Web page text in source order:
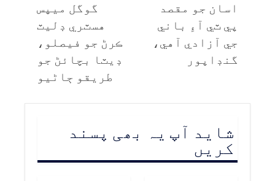
اسان جو مقصد
پي ٽي آءِ باني
جي آزادي آهي،
گنڊاپور
گوگل ميپس
هسٽري ڊليٽ
ڪرڻ جو فيصلو،
ڊيٽا بچائڻ جو
طريقو ڄاڻيو
شاید آپ یہ بھی پسند
کریں